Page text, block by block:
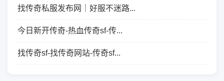
找传奇私服发布网｜好服不迷路...
今日新开传奇-热血传奇sf-传...
找传奇sf-找传奇网站-传奇sf...